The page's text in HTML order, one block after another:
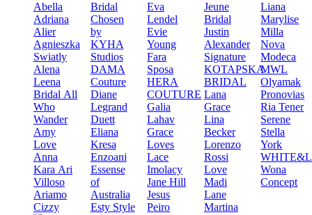
Abella
Adriana
Alier
Agnieszka
Swiatly
Alena
Leena
Bridal All
Who
Wander
Amy
Love
Anna
Kara Ari
Villoso
Ariamo
Cizzy
Bridal
Chosen
by
KYHA
Studios
DAMA
Couture
Diane
Legrand
Duett
Eliana
Kresa
Enzoani
Essense
of
Australia
Esty Style
Eva
Lendel
Evie
Young
Fara
Sposa
HERA
COUTURE
Galia
Lahav
Grace
Loves
Lace
Imolacy
Jane Hill
Jesus
Peiro
Jeune
Bridal
Justin
Alexander
Signature
KOTAPSKA
BRIDAL
Lana
Grace
Lina
Becker
Lorenzo
Rossi
Love
Madi
Lane
Martina
Liana
Marylise
Milla
Nova
Modeca
MWL
Olyamak
Pronovias
Ria Tener
Serene
Stella
York
Wona
Concept